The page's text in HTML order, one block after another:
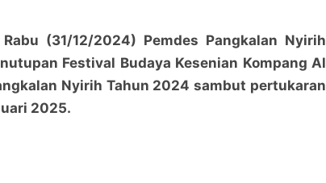
(31/12/2024) Pemdes Pangkalan Nyirih
Festival Budaya Kesenian Kompang Al
Nyirih Tahun 2024 sambut pertukaran
2025.